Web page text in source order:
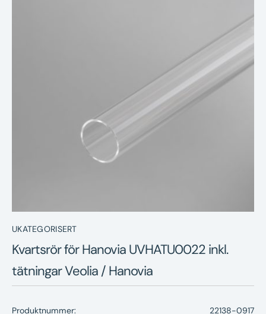
Underhållstips
Kontakt
UKATEGORISERT
Kvartsrör för Hanovia UVHATU0022 inkl.
tätningar Veolia / Hanovia
Produktnummer: 22138-0917